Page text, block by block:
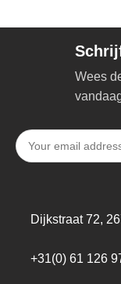
Wees
Dijkstraat 72,
+31(0) 61 126